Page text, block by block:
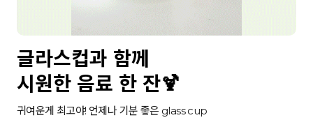
글라스컵과 함께
시원한 음료 한 잔🍹
귀여운게 최고야! 언제나 기분 좋은 glass cup